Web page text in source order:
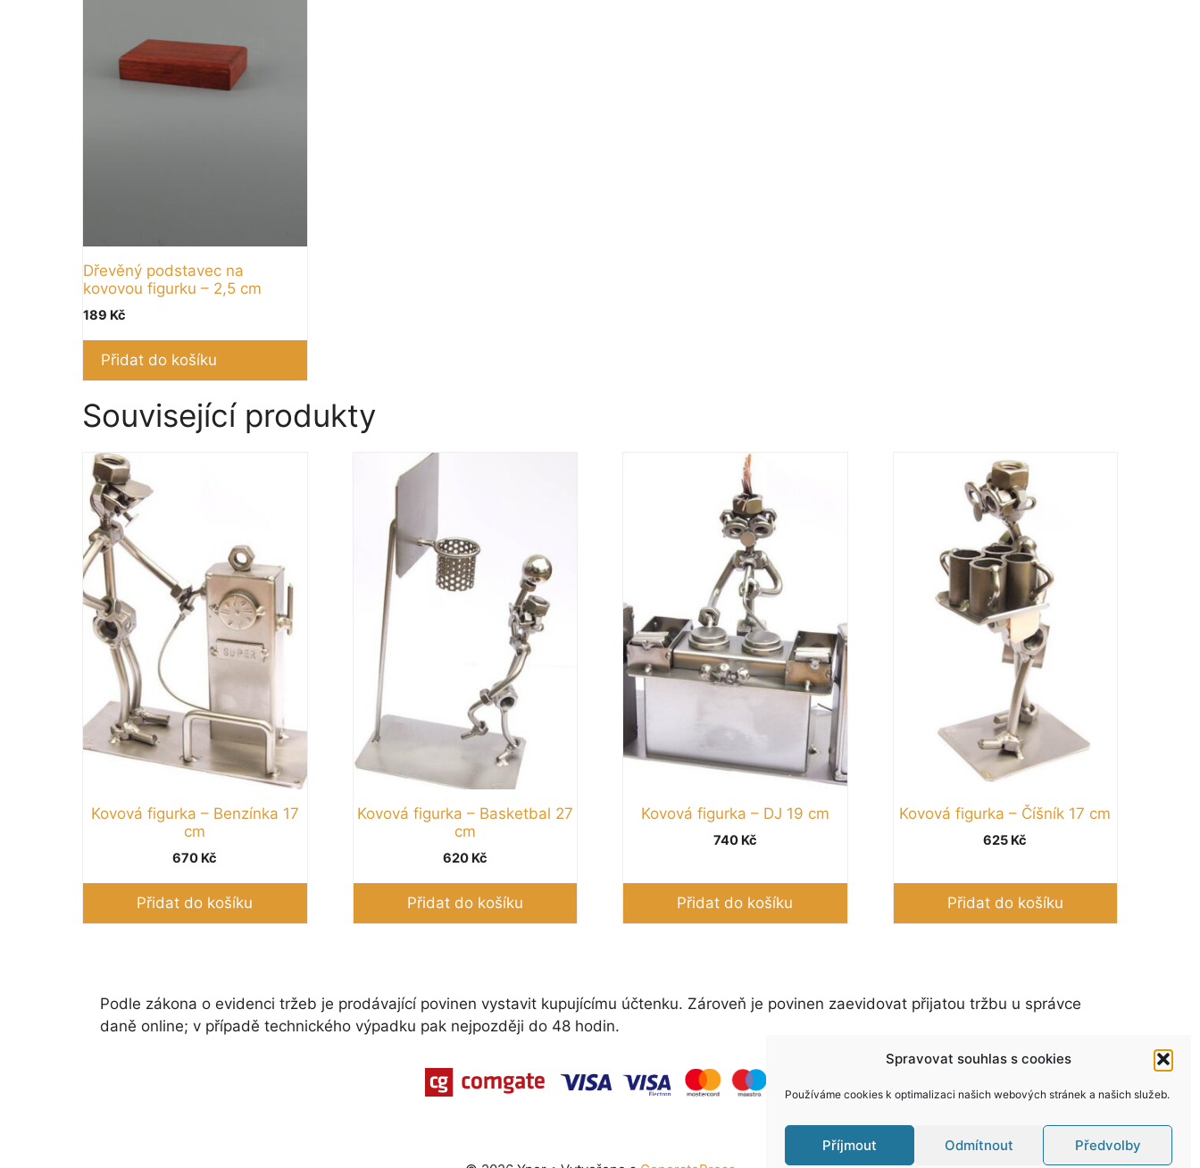
Spravovat souhlas s cookies
Používáme cookies k optimalizaci našich webových stránek a našich služeb.
Příjmout Odmítnout Předvolby
Dřevěný podstavec na
kovovou figurku – 2,5 cm
189 Kč
Přidat do košíku
Související produkty
Kovová figurka – Benzínka 17
cm
670 Kč
Přidat do košíku
Kovová figurka – Basketbal 27
cm
620 Kč
Přidat do košíku
Kovová figurka – DJ 19 cm
740 Kč
Přidat do košíku
Kovová figurka – Číšník 17 cm
625 Kč
Přidat do košíku
Podle zákona o evidenci tržeb je prodávající povinen vystavit kupujícímu účtenku. Zároveň je povinen zaevidovat přijatou tržbu u správce
daně online; v případě technického výpadku pak nejpozději do 48 hodin.